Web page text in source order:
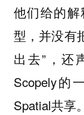
他们给的
型，并没有
出去”，还
Scopely的
Spatial共享。